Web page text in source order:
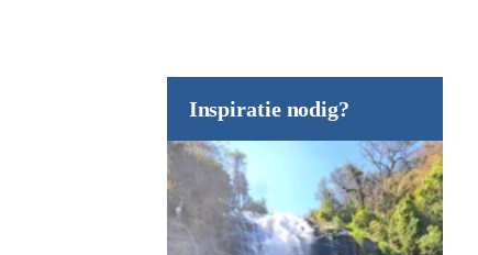
Inspiratie nodig?